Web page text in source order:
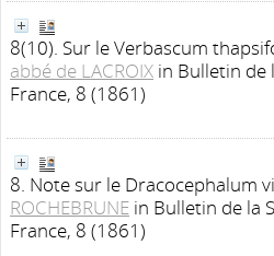
8(10). Sur le Verbascum
abbé de LACROIX in Bulletin de
France, 8 (1861)
8. Note sur le Dracocephalum
ROCHEBRUNE in Bulletin de la
France, 8 (1861)